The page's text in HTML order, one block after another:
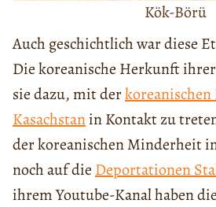
Kök-Börü
Auch geschichtlich war diese
Die koreanische Herkunft
sie dazu, mit der
Kasachstanin Kontakt zu
der koreanischen Minderheit
noch auf dieDeportationen
ihrem Youtube-Kanal haben